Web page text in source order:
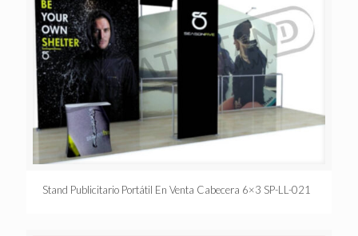
Stand Publicitario Portátil En Venta Cabecera 6×3 SP-LL-021